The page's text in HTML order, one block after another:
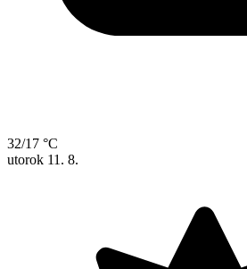
32/17 °C
utorok 11. 8.